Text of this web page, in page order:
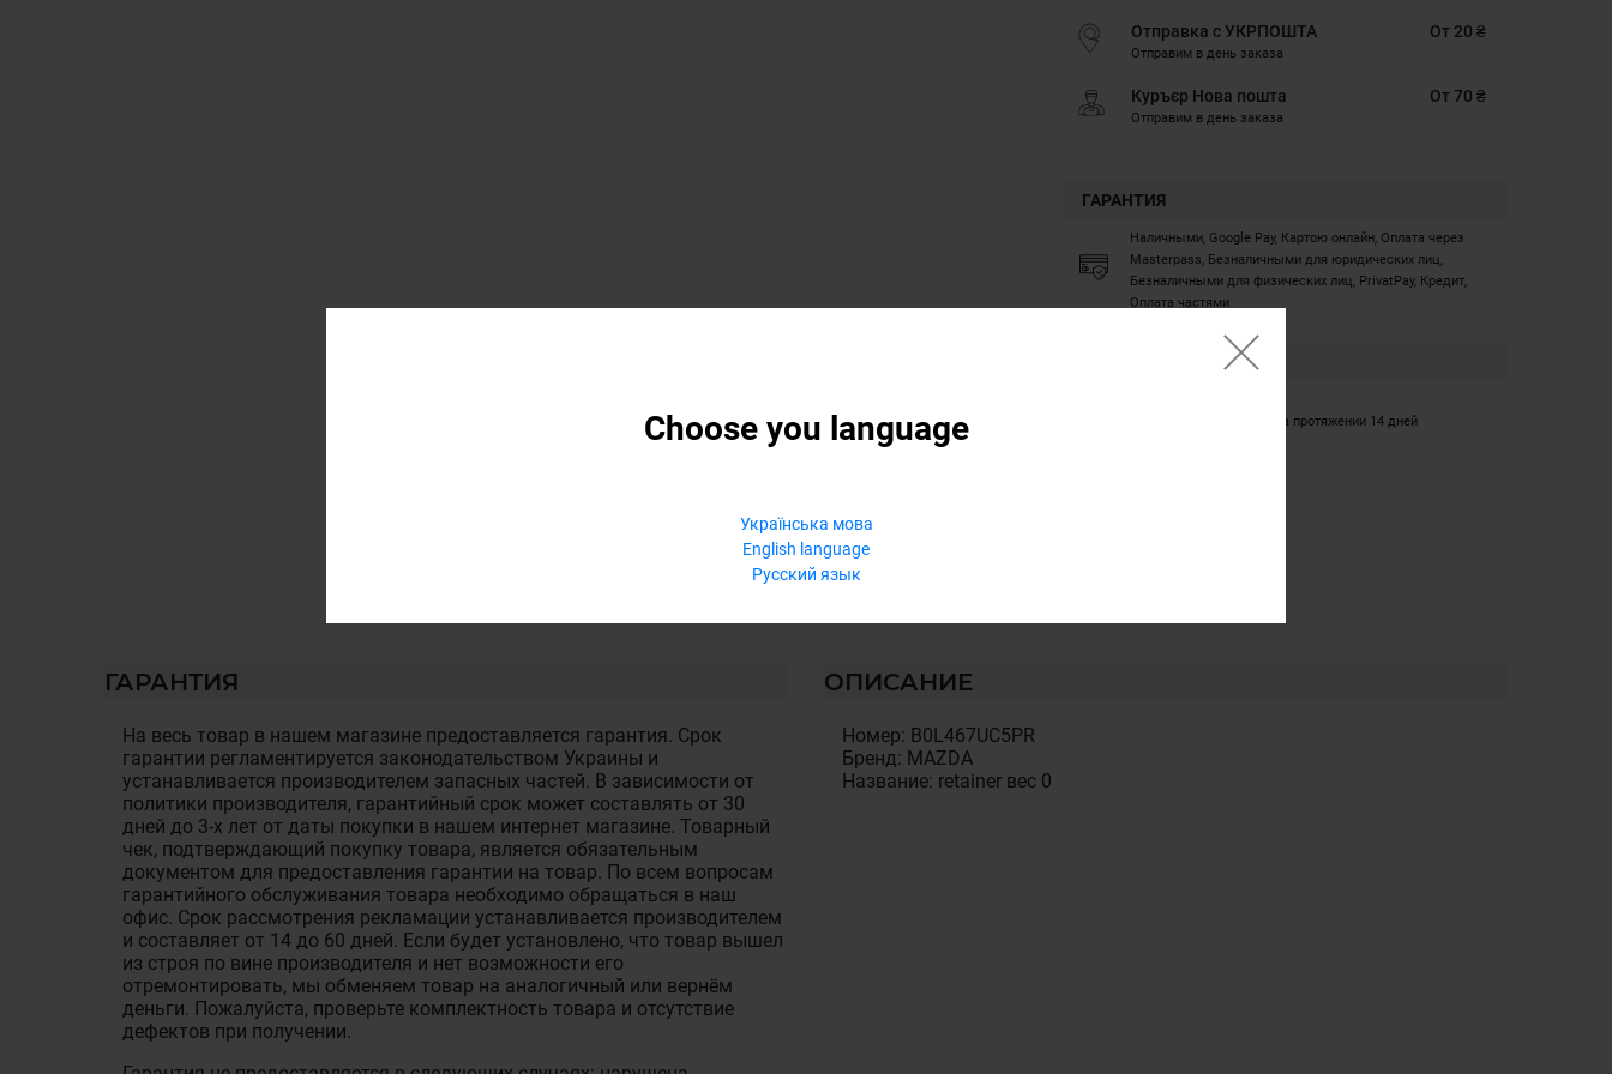
Choose you language
Українська мова
English language
Русский язык
Отправка с УКРПОШТА
Отправим в день заказа
От 20 ₴
Куръєр Нова пошта
Отправим в день заказа
От 70 ₴
ГАРАНТИЯ
Наличными, Google Pay, Картою онлайн, Оплата через
Masterpass, Безналичными для юридических лиц,
Безналичными для физических лиц, PrivatPay, Кредит,
Оплата частями
Обмен/возврат товара на протяжении 14 дней
ГАРАНТИЯ
На весь товар в нашем магазине предоставляется гарантия. Срок
гарантии регламентируется законодательством Украины и
устанавливается производителем запасных частей. В зависимости от
политики производителя, гарантийный срок может составлять от 30
дней до 3-х лет от даты покупки в нашем интернет магазине. Товарный
чек, подтверждающий покупку товара, является обязательным
документом для предоставления гарантии на товар. По всем вопросам
гарантийного обслуживания товара необходимо обращаться в наш
офис. Срок рассмотрения рекламации устанавливается производителем
и составляет от 14 до 60 дней. Если будет установлено, что товар вышел
из строя по вине производителя и нет возможности его
отремонтировать, мы обменяем товар на аналогичный или вернём
деньги. Пожалуйста, проверьте комплектность товара и отсутствие
дефектов при получении.
ОПИСАНИЕ
Номер: B0L467UC5PR
Бренд: MAZDA
Название: retainer вес 0